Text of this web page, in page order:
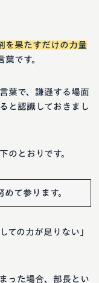
を果たすだけの力量
です。
葉で、謙遜する場面
と認識しておきまし
のとおりです。
て参ります。
ての力が足りない」
った場合、部長とい